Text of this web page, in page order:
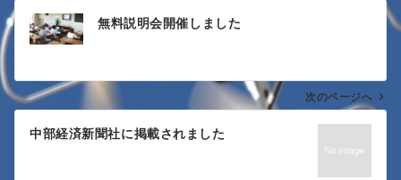
投
稿
ナ
ビ
ゲ
無料説明会開催しました
次のページへ
中部経済新聞社に掲載されました